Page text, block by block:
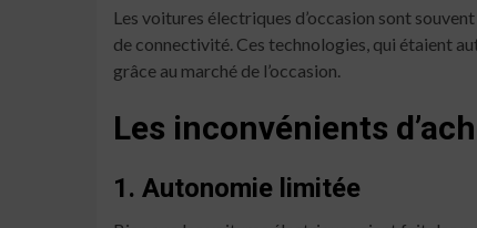
Les voitures électriques d’occasion sont
de connectivité. Ces technologies, qui étaient
grâce au marché de l’occasion.
Les inconvénients
1. Autonomie limitée